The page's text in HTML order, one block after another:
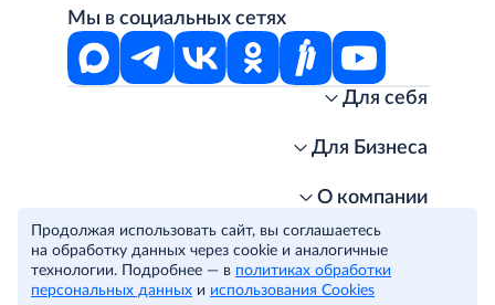
Мы в социальных сетях
Для себя
Стань клиентом METRO
Подарочные карты. Активация и баланс
Скидка за подписку
Часто задаваемые вопросы
Для Бизнеса
Получить карту для бизнеса
Для магазинов
Для гостинично-ресторанного бизнеса
Для офисов и предприятий
О компании
Карьера
Пресс-центр
Программа METRO Potentials
Условия и соглашения
Политика конфиденциальности
Правовая информация
© METRO Cash and Carry Russia, 2026
Продолжая использовать сайт, вы соглашаетесь
на обработку данных через cookie и аналогичные
технологии. Подробнее — в политиках обработки
персональных данных и использования Cookies